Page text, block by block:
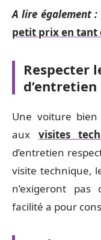
A lire également :
petit prix en
Respecter
Une voiture
aux visites
d’entretien
visite technique,
n’exigeront
facilité a pour